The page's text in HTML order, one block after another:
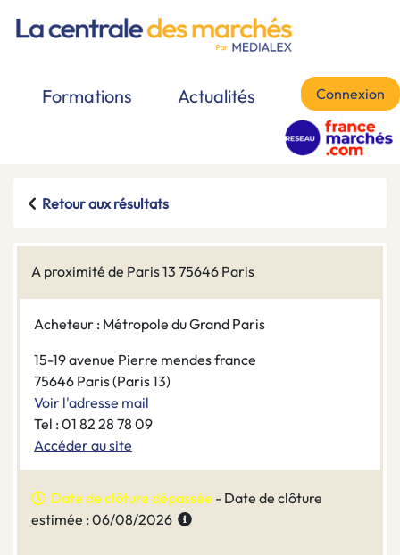
Formations Actualités Connexion
Retour aux résultats
A proximité de Paris 13 75646 Paris
Acheteur : Métropole du Grand Paris
15-19 avenue Pierre mendes france
75646 Paris (Paris 13)
Voir l'adresse mail
Tel : 01 82 28 78 09
Accéder au site
Date de clôture dépassée - Date de clôture
estimée : 06/08/2026